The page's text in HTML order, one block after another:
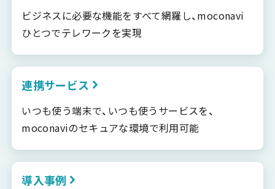
ビジネスに必要な機能をすべて網羅し、moconavi
ひとつでテレワークを実現
連携サービス
いつも使う端末で、いつも使うサービスを、
moconaviのセキュアな環境で利用可能
導入事例